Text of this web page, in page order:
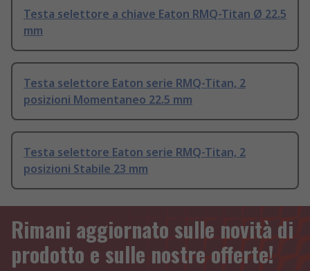
Testa selettore a chiave Eaton RMQ-Titan Ø 22.5
mm
Testa selettore Eaton serie RMQ-Titan, 2
posizioni Momentaneo 22.5 mm
Testa selettore Eaton serie RMQ-Titan, 2
posizioni Stabile 23 mm
Rimani aggiornato sulle novità di
prodotto e sulle nostre offerte!